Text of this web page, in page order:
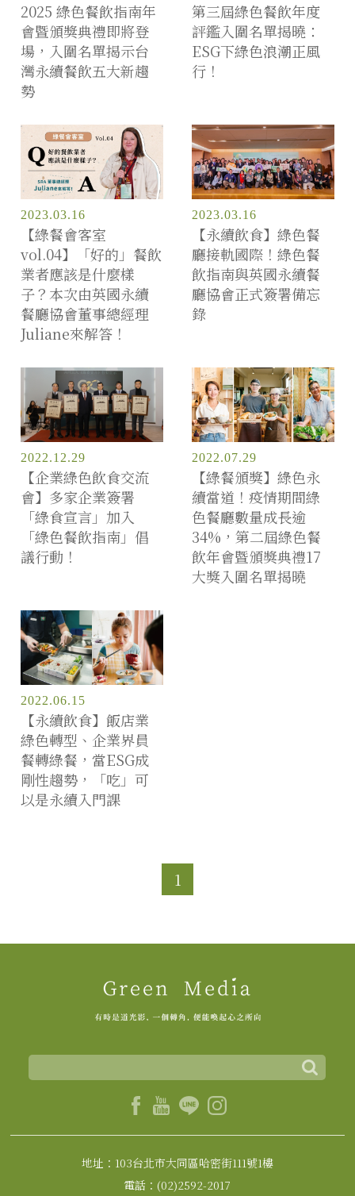
2025 綠色餐飲指南年
會暨頒獎典禮即將登
場，入圍名單揭示台
灣永續餐飲五大新趨
勢
第三屆綠色餐飲年度
評鑑入圍名單揭曉：
ESG下綠色浪潮正風
行！
2023.03.16
【綠餐會客室
vol.04】「好的」餐飲
業者應該是什麼樣
子？本次由英國永續
餐廳協會董事總經理
Juliane來解答！
2023.03.16
【永續飲食】綠色餐
廳接軌國際！綠色餐
飲指南與英國永續餐
廳協會正式簽署備忘
錄
2022.12.29
【企業綠色飲食交流
會】多家企業簽署
「綠食宣言」加入
「綠色餐飲指南」倡
議行動！
2022.07.29
【綠餐頒獎】綠色永
續當道！疫情期間綠
色餐廳數量成長逾
34%，第二屆綠色餐
飲年會暨頒獎典禮17
大獎入圍名單揭曉
2022.06.15
【永續飲食】飯店業
綠色轉型、企業界員
餐轉綠餐，當ESG成
剛性趨勢，「吃」可
以是永續入門課
1
地址：103台北市大同區哈密街111號1樓
電話：(02)2592-2017